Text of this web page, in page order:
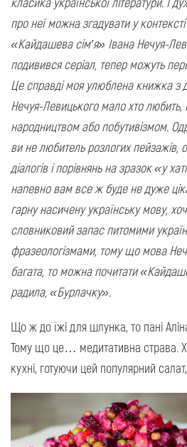
про неї можна згадувати у
«Кайдашева сім’я» Івана Нечуя-
подивився серіал, тепер можуть
Це справді моя улюблена книжка з
Нечуя-Левицького мало хто
народництвом або побутивізмом.
ви не любитель розлогих пейзажів,
діалогів і порівнянь на зразок «у
напевно вам все ж буде не дуже
гарну насичену українську мову,
словниковий запас питомими
фразеологізмами, тому що мова
багата, то можна почитати
радила, «Бурлачку».
Що ж до їжі для шлунка, то пані
Тому що це… медитативна страва.
кухні, готуючи цей популярний